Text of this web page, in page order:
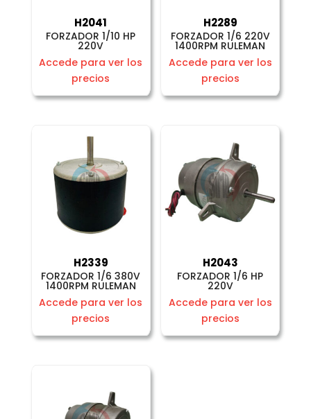
H2041
FORZADOR 1/10 HP
220V
Accede para ver los
precios
H2289
FORZADOR 1/6 220V
1400RPM RULEMAN
Accede para ver los
precios
H2339
FORZADOR 1/6 380V
1400RPM RULEMAN
Accede para ver los
precios
H2043
FORZADOR 1/6 HP
220V
Accede para ver los
precios